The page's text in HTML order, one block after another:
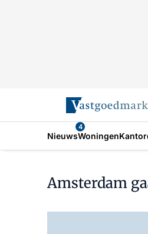
Nieuws
4
Woningen
Amsterdam